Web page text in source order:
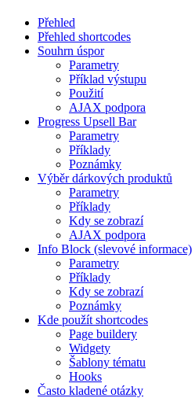
Přehled
Přehled shortcodes
Souhrn úspor
Parametry
Příklad výstupu
Použití
AJAX podpora
Progress Upsell Bar
Parametry
Příklady
Poznámky
Výběr dárkových produktů
Parametry
Příklady
Kdy se zobrazí
AJAX podpora
Info Block (slevové informace)
Parametry
Příklady
Kdy se zobrazí
Poznámky
Kde použít shortcodes
Page buildery
Widgety
Šablony tématu
Hooks
Často kladené otázky